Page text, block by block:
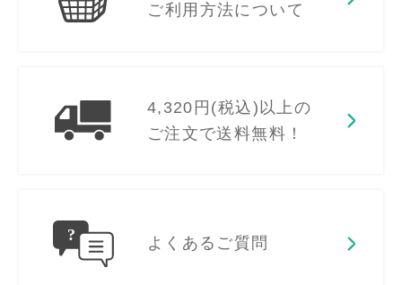
ご利用方法について
4,320円(税込)以上の
ご注文で送料無料！
よくあるご質問